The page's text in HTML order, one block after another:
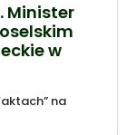
Minister
w
na